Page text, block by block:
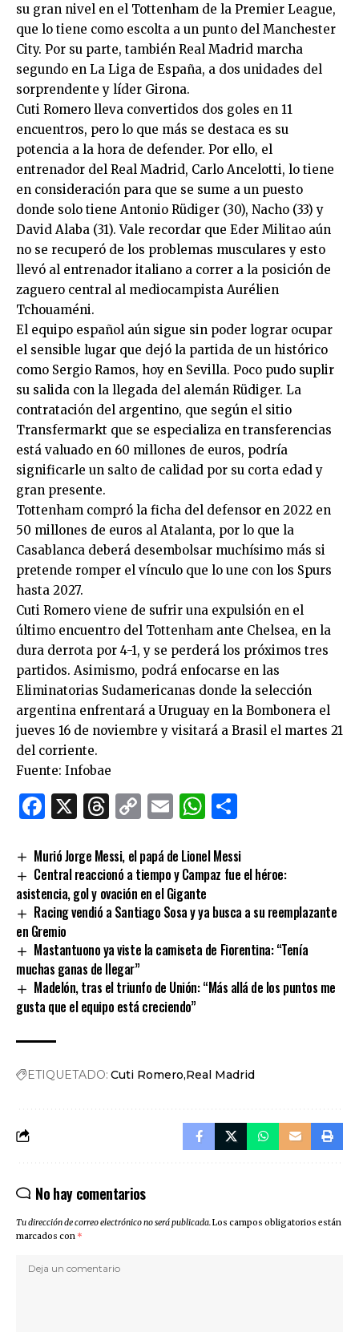
su gran nivel en el Tottenham de la Premier League,
que lo tiene como escolta a un punto del Manchester
City. Por su parte, también Real Madrid marcha
segundo en La Liga de España, a dos unidades del
sorprendente y líder Girona.
Cuti Romero lleva convertidos dos goles en 11
encuentros, pero lo que más se destaca es su
potencia a la hora de defender. Por ello, el
entrenador del Real Madrid, Carlo Ancelotti, lo tiene
en consideración para que se sume a un puesto
donde solo tiene Antonio Rüdiger (30), Nacho (33) y
David Alaba (31). Vale recordar que Eder Militao aún
no se recuperó de los problemas musculares y esto
llevó al entrenador italiano a correr a la posición de
zaguero central al mediocampista Aurélien
Tchouaméni.
El equipo español aún sigue sin poder lograr ocupar
el sensible lugar que dejó la partida de un histórico
como Sergio Ramos, hoy en Sevilla. Poco pudo suplir
su salida con la llegada del alemán Rüdiger. La
contratación del argentino, que según el sitio
Transfermarkt que se especializa en transferencias
está valuado en 60 millones de euros, podría
significarle un salto de calidad por su corta edad y
gran presente.
Tottenham compró la ficha del defensor en 2022 en
50 millones de euros al Atalanta, por lo que la
Casablanca deberá desembolsar muchísimo más si
pretende romper el vínculo que lo une con los Spurs
hasta 2027.
Cuti Romero viene de sufrir una expulsión en el
último encuentro del Tottenham ante Chelsea, en la
dura derrota por 4-1, y se perderá los próximos tres
partidos. Asimismo, podrá enfocarse en las
Eliminatorias Sudamericanas donde la selección
argentina enfrentará a Uruguay en la Bombonera el
jueves 16 de noviembre y visitará a Brasil el martes 21
del corriente.
Fuente: Infobae
Facebook
X Threads
CopyEmailWhatsApp
Murió Jorge Messi, el papá de Lionel Messi
Central reaccionó a tiempo y Campaz fue el héroe:
asistencia, gol y ovación en el Gigante
Racing vendió a Santiago Sosa y ya busca a su reemplazante
en Gremio
Mastantuono ya viste la camiseta de Fiorentina: “Tenía
muchas ganas de llegar”
Madelón, tras el triunfo de Unión: “Más allá de los puntos me
gusta que el equipo está creciendo”
ETIQUETADO: Cuti Romero Real Madrid
No hay comentarios
Tu dirección de correo electrónico no será publicada.Los campos obligatorios están
marcados con *